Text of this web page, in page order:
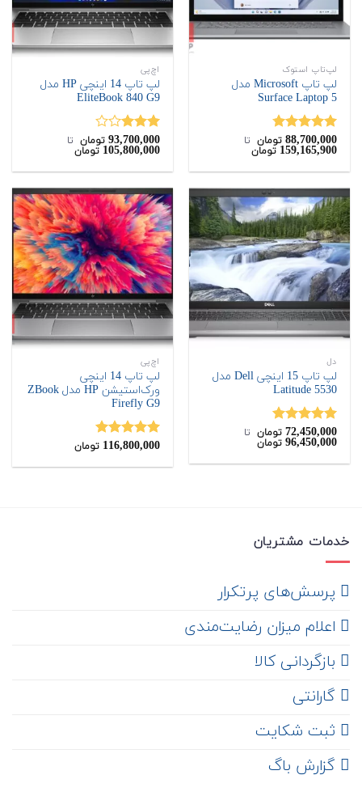
لپ‌تاپ استوک
لپ تاپ Microsoft مدل
Surface Laptop 5
نمره4.75
از 5
88,700,000 تومان ‌ تا ‌
159,165,900 تومان
اچ‌پی
لپ تاپ 14 اینچی HP مدل
EliteBook 840 G9
نمره
3.00از
93,700,000 تومان ‌ تا ‌
105,800,000 تومان
دل
لپ تاپ 15 اینچی Dell مدل
Latitude 5530
نمره5.00
از 5
72,450,000 تومان ‌ تا ‌
96,450,000 تومان
اچ‌پی
لپ تاپ 14 اینچی
ورک‌استیشن HP مدل ZBook
Firefly G9
نمره5.00
116,800,000 تومان
خدمات مشتریان
‌ پرسش‌های پرتکرار
اعلام میزان رضایت‌مندی
‌ بازگردانی کالا
گارانتی
ثبت شکایت
‌ گزارش باگ